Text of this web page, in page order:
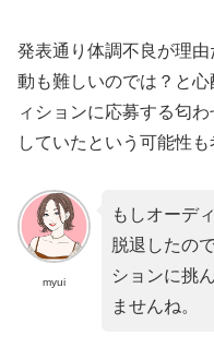
発表通り体調不良が理
動も難しいのでは？と
ィションに応募する匂
していたという可能性も
myui
もしオーデ
脱退したの
ションに挑
ませんね。